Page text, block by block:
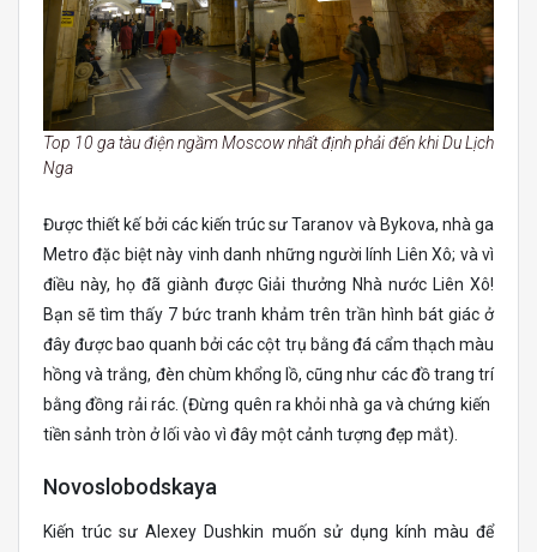
Top 10 ga tàu điện ngầm Moscow nhất định phải đến khi Du Lịch
Nga
Được thiết kế bởi các kiến ​​trúc sư Taranov và Bykova, nhà ga
Metro đặc biệt này vinh danh những người lính Liên Xô; và vì
điều này, họ đã giành được Giải thưởng Nhà nước Liên Xô!
Bạn sẽ tìm thấy 7 bức tranh khảm trên trần hình bát giác ở
đây được bao quanh bởi các cột trụ bằng đá cẩm thạch màu
hồng và trắng, đèn chùm khổng lồ, cũng như các đồ trang trí
bằng đồng rải rác. (Đừng quên ra khỏi nhà ga và chứng kiến ​​
tiền sảnh tròn ở lối vào vì đây một cảnh tượng đẹp mắt).
Novoslobodskaya
Kiến trúc sư Alexey Dushkin muốn sử dụng kính màu để